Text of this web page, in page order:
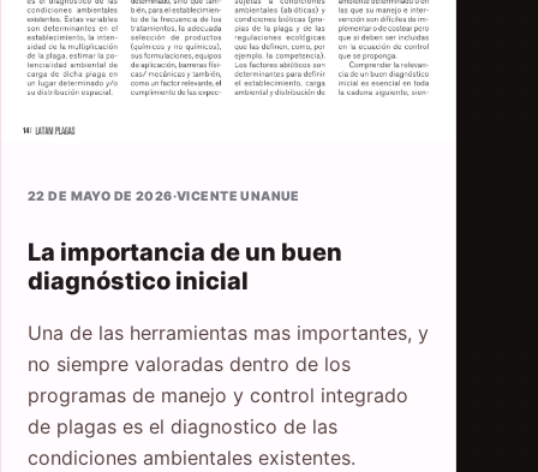
22 DE MAYO DE 2026·VICENTE UNANUE
La importancia de un buen
diagnóstico inicial
Una de las herramientas mas importantes, y
no siempre valoradas dentro de los
programas de manejo y control integrado
de plagas es el diagnostico de las
condiciones ambientales existentes.